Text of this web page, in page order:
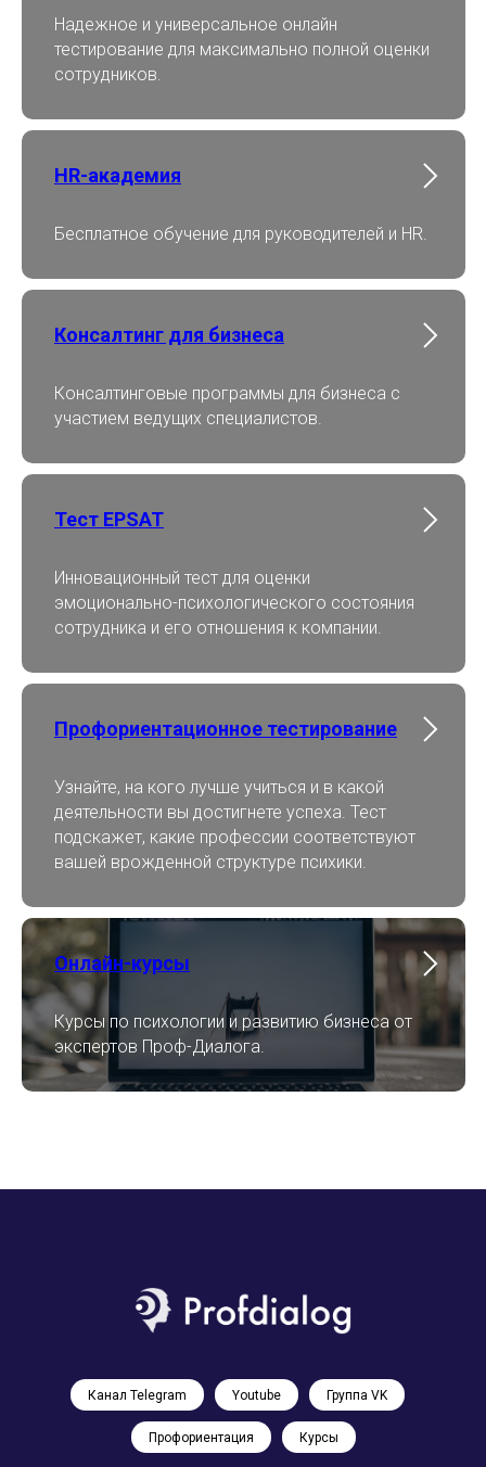
Надежное и универсальное онлайн
тестирование для максимально полной оценки
сотрудников.
HR-академия
Бесплатное обучение для руководителей и HR.
Консалтинг для бизнеса
Консалтинговые программы для бизнеса с
участием ведущих специалистов.
Тест EPSAT
Инновационный тест для оценки
эмоционально-психологического состояния
сотрудника и его отношения к компании.
Профориентационное тестирование
Узнайте, на кого лучше учиться и в какой
деятельности вы достигнете успеха. Тест
подскажет, какие профессии соответствуют
вашей врожденной структуре психики.
Онлайн-курсы
Курсы по психологии и развитию бизнеса от
экспертов Проф-Диалога.
Канал Telegram Youtube Группа VK
Профориентация Курсы